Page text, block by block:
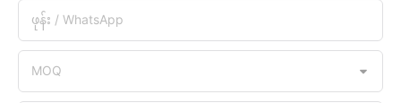
ဖုန်း / WhatsApp
MOQ